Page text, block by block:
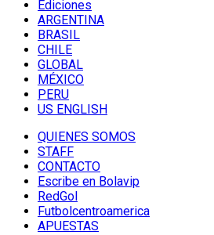
Ediciones
ARGENTINA
BRASIL
CHILE
GLOBAL
MÉXICO
PERU
US ENGLISH
QUIENES SOMOS
STAFF
CONTACTO
Escribe en Bolavip
RedGol
Futbolcentroamerica
APUESTAS